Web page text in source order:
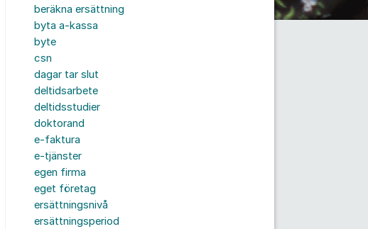
beräkna ersättning
byta a-kassa
byte
csn
dagar tar slut
deltidsarbete
deltidsstudier
doktorand
e-faktura
e-tjänster
egen firma
eget företag
ersättningsnivå
ersättningsperiod